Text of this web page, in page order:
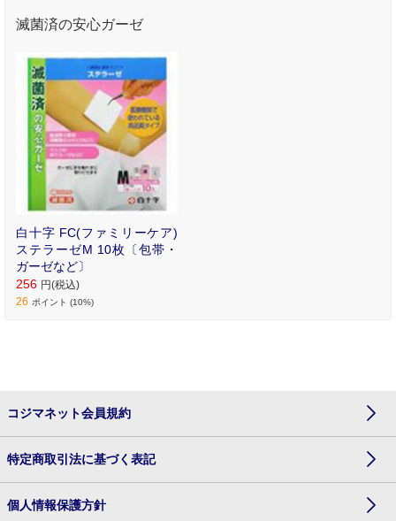
滅菌済の安心ガーゼ
白十字 FC(ファミリーケア)
ステラーゼM 10枚〔包帯・
ガーゼなど〕
256 円(税込)
26 ポイント (10%)
コジマネット会員規約
特定商取引法に基づく表記
個人情報保護方針